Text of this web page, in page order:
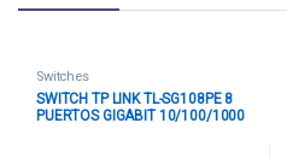
Switches
SWITCH TP LINK TL-SG108PE 8
PUERTOS GIGABIT 10/100/1000